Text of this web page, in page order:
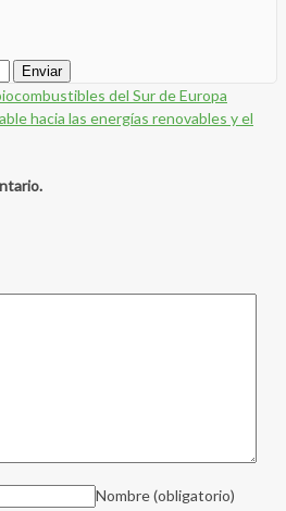
del Sur de Europa
hacia las energías renovables y el
Nombre(obligatorio)